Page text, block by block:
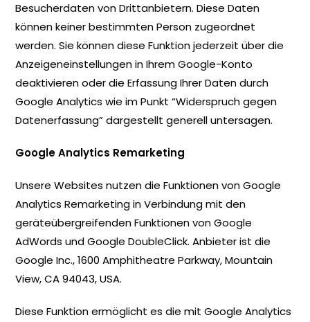
Besucherdaten von Drittanbietern. Diese Daten
können keiner bestimmten Person zugeordnet
werden. Sie können diese Funktion jederzeit über die
Anzeigeneinstellungen in Ihrem Google-Konto
deaktivieren oder die Erfassung Ihrer Daten durch
Google Analytics wie im Punkt “Widerspruch gegen
Datenerfassung” dargestellt generell untersagen.
Google Analytics Remarketing
Unsere Websites nutzen die Funktionen von Google
Analytics Remarketing in Verbindung mit den
geräteübergreifenden Funktionen von Google
AdWords und Google DoubleClick. Anbieter ist die
Google Inc., 1600 Amphitheatre Parkway, Mountain
View, CA 94043, USA.
Diese Funktion ermöglicht es die mit Google Analytics